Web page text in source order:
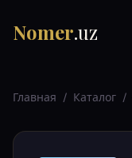
Nomer.uz
Главная / Каталог /